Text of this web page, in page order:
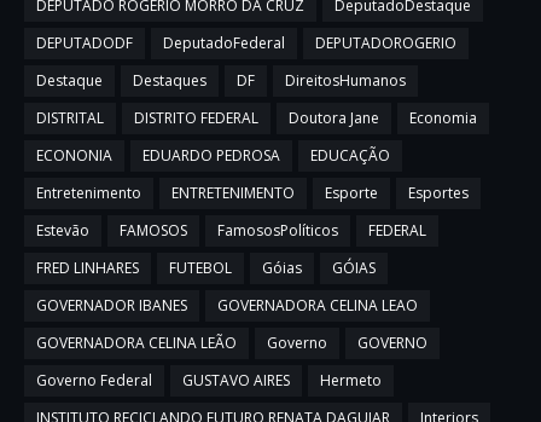
DEPUTADO ROGERIO MORRO DA CRUZ
DeputadoDestaque
DEPUTADODF
DeputadoFederal
DEPUTADOROGERIO
Destaque
Destaques DF
DireitosHumanos
DISTRITAL
DISTRITO FEDERAL Doutora Jane
Economia
ECONONIA
EDUARDO PEDROSA
EDUCAÇÃO
Entretenimento
ENTRETENIMENTO Esporte
Esportes
Estevão
FAMOSOS FamososPolíticos
FEDERAL
FRED LINHARES
FUTEBOL Góias
GÓIAS
GOVERNADOR IBANES
GOVERNADORA CELINA LEAO
GOVERNADORA CELINA LEÃO
Governo
GOVERNO
Governo Federal
GUSTAVO AIRES
Hermeto
INSTITUTO RECICLANDO FUTURO,RENATA DAGUIAR
Interiors